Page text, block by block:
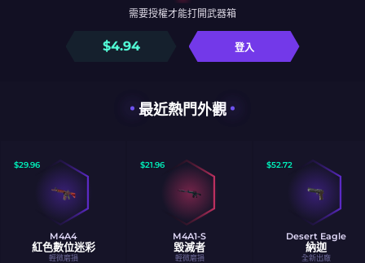
$4.94 登入
需要授權才能打開武器箱
最近熱門外觀
$29.96
M4A4
紅色數位迷彩
輕微磨損
$21.96
M4A1-S
毀滅者
輕微磨損
$52.72
Desert Eagle
納迦
全新出廠